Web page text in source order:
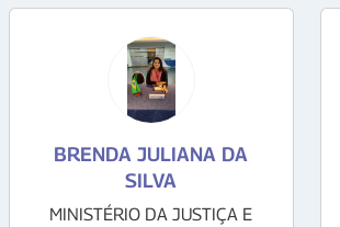
BRENDA JULIANA DA
SILVA
MINISTÉRIO DA JUSTIÇA E